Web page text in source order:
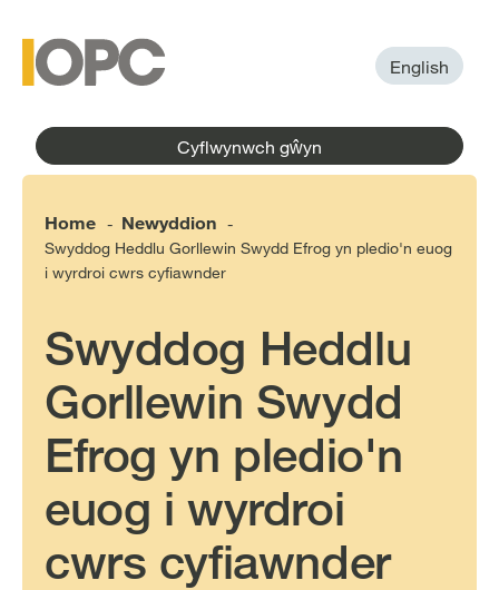
content
menu
Cyflwynwch gŵyn
English
Home - Newyddion -
Swyddog Heddlu Gorllewin Swydd Efrog yn pledio'n euog
i wyrdroi cwrs cyfiawnder
Swyddog Heddlu
Gorllewin Swydd
Efrog yn pledio'n
euog i wyrdroi
cwrs cyfiawnder